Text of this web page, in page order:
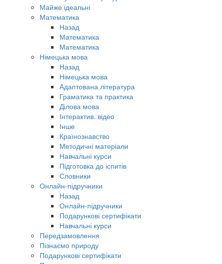
Майже ідеальні
Математика
Назад
Математика
Математика
Німецька мова
Назад
Німецька мова
Адаптована література
Граматика та практика
Ділова мова
Інтерактив. відео
Інше
Країнознавство
Методичні матеріали
Навчальні курси
Підготовка до іспитів
Словники
Онлайн-підручники
Назад
Онлайн-підручники
Подарункові сертифікати
Навчальні курси
Передзамовлення
Пізнаємо природу
Подарункові сертифікати